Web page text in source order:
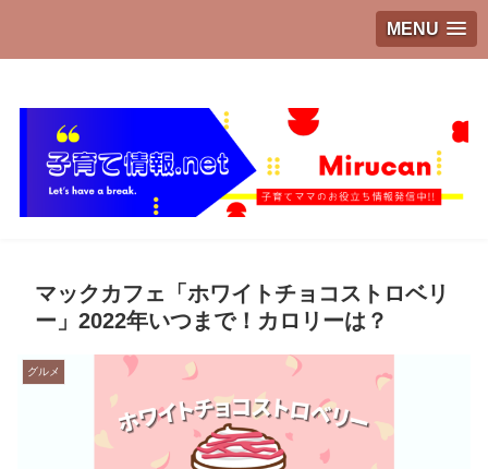
MENU
マックカフェ「ホワイトチョコストロベリ
ー」2022年いつまで！カロリーは？
グルメ